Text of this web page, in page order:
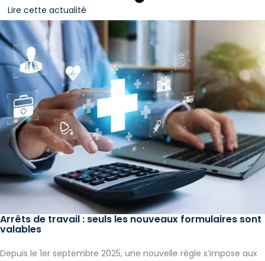
Lire cette actualité
Arrêts de travail : seuls les nouveaux formulaires sont
valables
Depuis le 1er septembre 2025, une nouvelle règle s’impose aux